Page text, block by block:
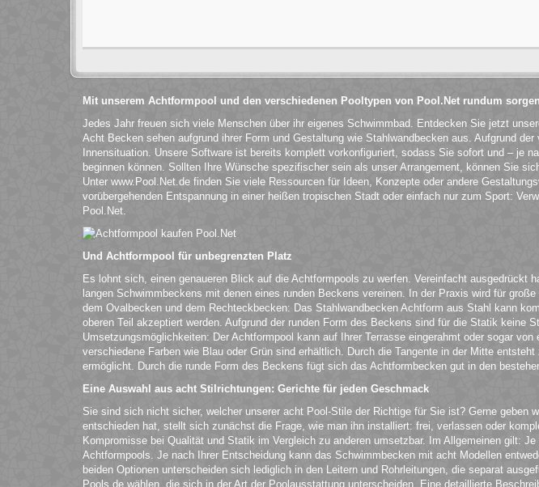
Mit unserem Achtformpool und den verschiedenen Pooltypen von Pool.Net rundum
Jedes Jahr freuen sich viele Menschen über ihr eigenes Schwimmbad. Entdecken Sie jetzt
Acht Becken sehen aufgrund ihrer Form und Gestaltung wie Stahlwandbecken aus. Aufgrund
Innensituation. Unsere Software ist bereits komplett vorkonfiguriert, sodass Sie sofort und – je
beginnen können. Sollten Ihre Wünsche spezifischer sein als unser Arrangement, können Sie
Unter www.Pool.Net.de finden Sie viele Ressourcen für Ideen, Konzepte oder andere
vorübergehenden Entspannung in einer heißen tropischen Stadt oder einfach nur zum Sport:
Pool.Net.
Und Achtformpool für unbegrenzten Platz
Es lohnt sich, einen genaueren Blick auf die Achtformpools zu werfen. Vereinfacht
langen Schwimmbeckens mit denen eines runden Beckens vereinen. In der Praxis wird für
dem Ovalbecken und dem Rechteckbecken: Das Stahlwandbecken Achtform aus Stahl kann
oberen Teil akzeptiert werden. Aufgrund der runden Form des Beckens sind für die Statik keine
Umsetzungsmöglichkeiten: Der Achtformpool kann auf Ihrer Terrasse eingerahmt oder sogar
verschiedene Farben wie Blau oder Grün sind erhältlich. Durch die Tangente in der Mitte
ermöglicht. Durch die runde Form des Beckens fügt sich das Achtformbecken gut in den
Eine Auswahl aus acht Stilrichtungen: Gerichte für jeden Geschmack
Sie sind sich nicht sicher, welcher unserer acht Pool-Stile der Richtige für Sie ist? Gerne
entschieden hat, stellt sich zunächst die Frage, wie man ihn installiert: frei, verlassen oder
Kompromisse bei Qualität und Statik im Vergleich zu anderen umsetzbar. Im Allgemeinen gilt:
Achtformpools. Je nach Ihrer Entscheidung kann das Schwimmbecken mit acht Modellen
beiden Optionen unterscheiden sich lediglich in den Leitern und Rohrleitungen, die separat
Pools.de wählen, die sich in der Art der Poolausstattung unterscheiden. Eine detaillierte